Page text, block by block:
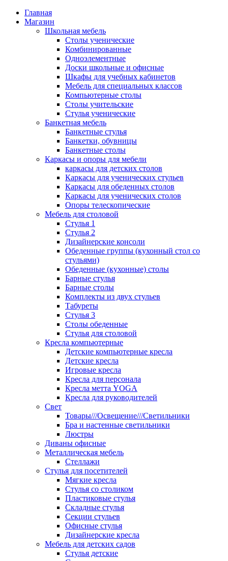
Главная
Магазин
Школьная мебель
Столы ученические
Комбинированные
Одноэлементные
Доски школьные и офисные
Шкафы для учебных кабинетов
Мебель для специальных классов
Компьютерные столы
Столы учительские
Стулья ученические
Банкетная мебель
Банкетные стулья
Банкетки, обувницы
Банкетные столы
Каркасы и опоры для мебели
каркасы для детских столов
Каркасы для ученических стульев
Каркасы для обеденных столов
Каркасы для ученических столов
Опоры телескопические
Мебель для столовой
Стулья 1
Стулья 2
Дизайнерские консоли
Обеденные группы (кухонный стол со
стульями)
Обеденные (кухонные) столы
Барные стулья
Барные столы
Комплекты из двух стульев
Табуреты
Стулья 3
Столы обеденные
Стулья для столовой
Кресла компьютерные
Детские компьютерные кресла
Детские кресла
Игровые кресла
Кресла для персонала
Кресла метта YOGA
Кресла для руководителей
Свет
Товары///Освещение///Светильники
Бра и настенные светильники
Люстры
Диваны офисные
Металлическая мебель
Стеллажи
Стулья для посетителей
Мягкие кресла
Стулья со столиком
Пластиковые стулья
Складные стулья
Секции стульев
Офисные стулья
Дизайнерские кресла
Мебель для детских садов
Стулья детские